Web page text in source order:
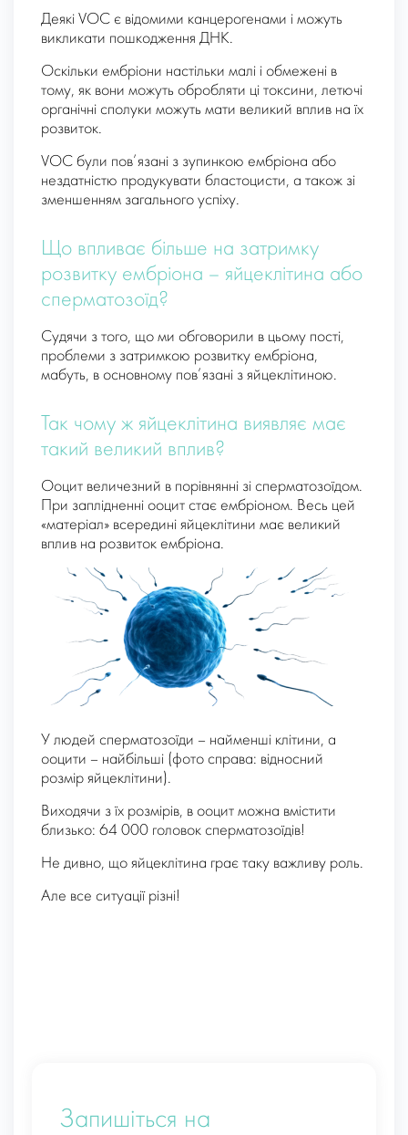
Деякі VOC є відомими канцерогенами і можуть
викликати пошкодження ДНК.
Оскільки ембріони настільки малі і обмежені в
тому, як вони можуть обробляти ці токсини, летючі
органічні сполуки можуть мати великий вплив на їх
розвиток.
VOC були пов’язані з зупинкою ембріона або
нездатністю продукувати бластоцисти, а також зі
зменшенням загального успіху.
Що впливає більше на затримку
розвитку ембріона – яйцеклітина або
сперматозоїд?
Судячи з того, що ми обговорили в цьому пості,
проблеми з затримкою розвитку ембріона,
мабуть, в основному пов’язані з яйцеклітиною.
Так чому ж яйцеклітина виявляє має
такий великий вплив?
Ооцит величезний в порівнянні зі сперматозоїдом.
При заплідненні ооцит стає ембріоном. Весь цей
«матеріал» всередині яйцеклітини має великий
вплив на розвиток ембріона.
У людей сперматозоїди – найменші клітини, а
ооцити – найбільші (фото справа: відносний
розмір яйцеклітини).
Виходячи з їх розмірів, в ооцит можна вмістити
близько: 64 000 головок сперматозоїдів!
Не дивно, що яйцеклітина грає таку важливу роль.
Але все ситуації різні!
Запишіться на